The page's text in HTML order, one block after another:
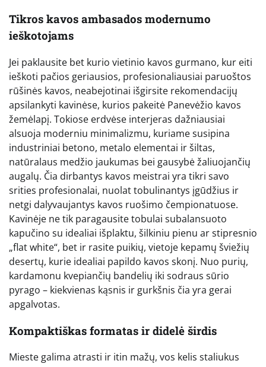
Tikros kavos ambasados modernumo
ieškotojams
Jei paklausite bet kurio vietinio kavos gurmano, kur eiti
ieškoti pačios geriausios, profesionaliausiai paruoštos
rūšinės kavos, neabejotinai išgirsite rekomendacijų
apsilankyti kavinėse, kurios pakeitė Panevėžio kavos
žemėlapį. Tokiose erdvėse interjeras dažniausiai
alsuoja moderniu minimalizmu, kuriame susipina
industriniai betono, metalo elementai ir šiltas,
natūralaus medžio jaukumas bei gausybė žaliuojančių
augalų. Čia dirbantys kavos meistrai yra tikri savo
srities profesionalai, nuolat tobulinantys įgūdžius ir
netgi dalyvaujantys kavos ruošimo čempionatuose.
Kavinėje ne tik paragausite tobulai subalansuoto
kapučino su idealiai išplaktu, šilkiniu pienu ar stipresnio
„flat white“, bet ir rasite puikių, vietoje kepamų šviežių
desertų, kurie idealiai papildo kavos skonį. Nuo purių,
kardamonu kvepiančių bandelių iki sodraus sūrio
pyrago – kiekvienas kąsnis ir gurkšnis čia yra gerai
apgalvotas.
Kompaktiškas formatas ir didelė širdis
Mieste galima atrasti ir itin mažų, vos kelis staliukus